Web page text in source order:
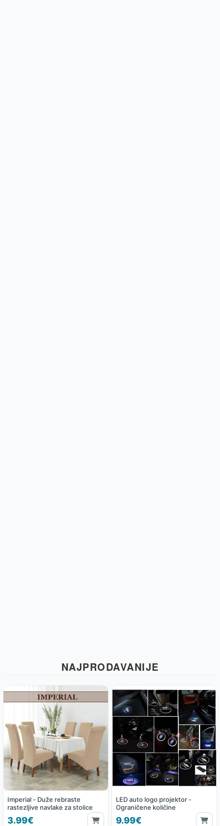
NAJPRODAVANIJE
Imperial - Duže rebraste
rastezljive navlake za stolice
3.99€
LED auto logo projektor -
Ograničene količine
9.99€